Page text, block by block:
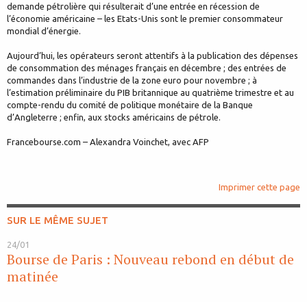
demande pétrolière qui résulterait d’une entrée en récession de
l’économie américaine – les Etats-Unis sont le premier consommateur
mondial d’énergie.
Aujourd’hui, les opérateurs seront attentifs à la publication des dépenses
de consommation des ménages français en décembre ; des entrées de
commandes dans l’industrie de la zone euro pour novembre ; à
l’estimation préliminaire du PIB britannique au quatrième trimestre et au
compte-rendu du comité de politique monétaire de la Banque
d’Angleterre ; enfin, aux stocks américains de pétrole.
Francebourse.com – Alexandra Voinchet, avec AFP
Imprimer cette page
SUR LE MÊME SUJET
24/01
Bourse de Paris : Nouveau rebond en début de
matinée